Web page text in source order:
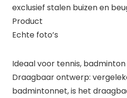
exclusief stalen buizen en
Product
Echte foto’s
Ideaal voor tennis,
Draagbaar ontwerp:
badmintonnet, is het